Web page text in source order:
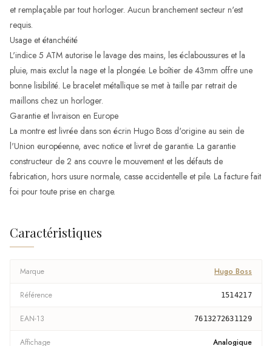
et remplaçable par tout horloger. Aucun branchement secteur n'est
requis.
Usage et étanchéité
L'indice 5 ATM autorise le lavage des mains, les éclaboussures et la
pluie, mais exclut la nage et la plongée. Le boîtier de 43mm offre une
bonne lisibilité. Le bracelet métallique se met à taille par retrait de
maillons chez un horloger.
Garantie et livraison en Europe
La montre est livrée dans son écrin Hugo Boss d'origine au sein de
l'Union européenne, avec notice et livret de garantie. La garantie
constructeur de 2 ans couvre le mouvement et les défauts de
fabrication, hors usure normale, casse accidentelle et pile. La facture fait
foi pour toute prise en charge.
Caractéristiques
Marque Hugo Boss
Référence 1514217
EAN-13 7613272631129
Affichage Analogique